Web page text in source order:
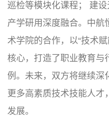
巡检等模块化课程； 建
产学研用深度融合。中航
术学院的合作，以“技术
核心，打造了职业教育与
例。未来，双方将继续深
更多高素质技术技能人才
发展。